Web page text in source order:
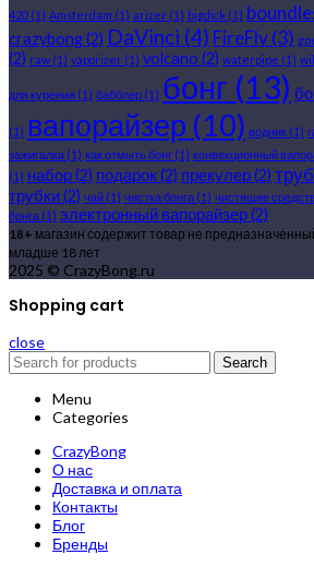
420 (1) Amsterdam (1) arizer (1) bigdick (1)
crazybong(2) DaVinci (4) FireFly(3)
(2) raw (1) vaporizer (1) volcano (2) waterpipe (1)
для курения (1) бабблер (1) бонг (13)
(1) вапорайзер (10) водник (1)
зажигалка (1) как отмыть бонг (1) конвекционный
(1) набор(2) подарок(2) прекулер(2)
трубки(2) чай (1) чистка бонга (1) чистящие
бонга (1) электронный вапорайзер(2)
18+ магазин содержит товар не
младше 18 лет
2025 © CrazyBong.ru
Shopping cart
close
Search
Menu
Categories
CrazyBong
О нас
Доставка и оплата
Контакты
Блог
Бренды